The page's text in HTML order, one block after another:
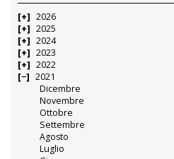
2026
2025
2024
2023
2022
2021
Dicembre
Novembre
Ottobre
Settembre
Agosto
Luglio